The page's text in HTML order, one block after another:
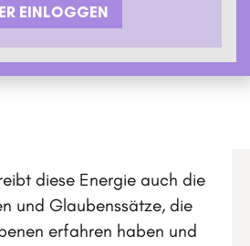
EINLOGGEN
diese Energie auch die
und Glaubenssätze, die
erfahren haben und